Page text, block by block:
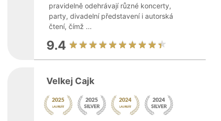
pravidelně odehrávají různé koncerty,
party, divadelní představení i autorská
čtení, čímž ...
9.4
Velkej Cajk